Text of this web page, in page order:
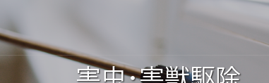
害虫･害獣駆除